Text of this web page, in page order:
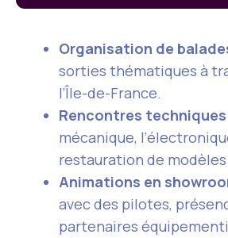
Organisation de
sorties thématiques à
l’Île-de-France.
Rencontres techniques
mécanique,
restauration de
Animations en
avec des pilotes,
partenaires